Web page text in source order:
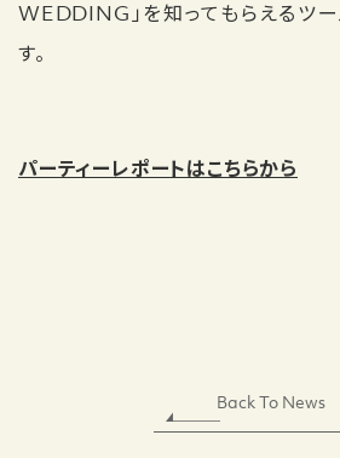
WEDDING」を知ってもらえるツ
す。
パーティーレポートはこちらから
Back To News